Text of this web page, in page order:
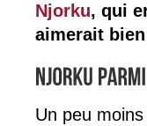
Njorku, qui
aimerait
Un peu